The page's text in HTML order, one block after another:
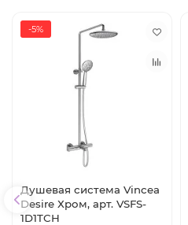
-5%
Душевая система Vincea
Desire Хром, арт. VSFS-
1D1TCH